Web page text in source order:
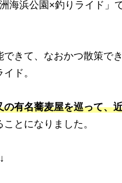
海浜公園×釣りライド」
できて、なおかつ散策
ド。
の有名蕎麦屋を巡って、
とになりました。